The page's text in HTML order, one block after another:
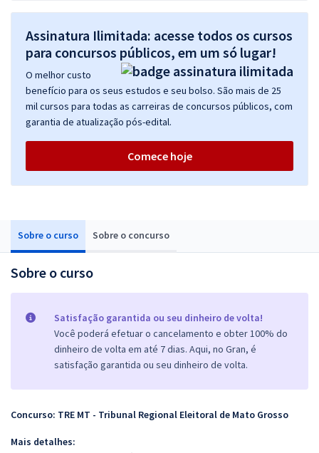
Sobre o curso Sobre o concurso
Sobre o curso
Satisfação garantida ou seu dinheiro de volta!
Você poderá efetuar o cancelamento e obter 100% do
dinheiro de volta em até 7 dias. Aqui, no Gran, é
satisfação garantida ou seu dinheiro de volta.
Concurso: TRE MT - Tribunal Regional Eleitoral de Mato Grosso
Mais detalhes:
Assinatura Ilimitada: acesse todos os cursos
para concursos públicos, em um só lugar!
O melhor custo
benefício para os seus estudos e seu bolso. São mais de 25
mil cursos para todas as carreiras de concursos públicos, com
garantia de atualização pós-edital.
Comece hoje